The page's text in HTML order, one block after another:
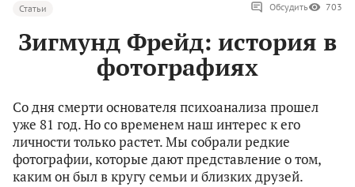
Статьи Обсудить 703
Зигмунд Фрейд: история в
фотографиях
Со дня смерти основателя психоанализа прошел
уже 81 год. Но со временем наш интерес к его
личности только растет. Мы собрали редкие
фотографии, которые дают представление о том,
каким он был в кругу семьи и близких друзей.